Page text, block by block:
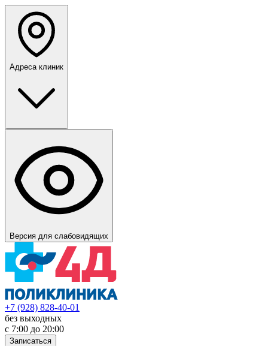
Адреса клиник
Версия для слабовидящих
+7 (928) 828-40-01
без выходных
с 7:00 до 20:00
Записаться